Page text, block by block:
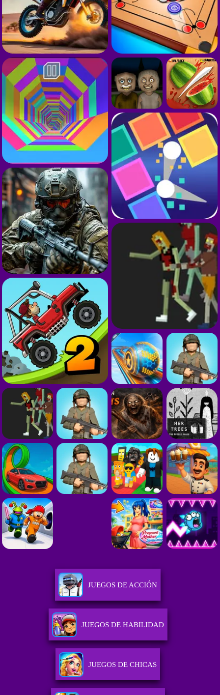
JUEGOS DE ACCIÓN
JUEGOS DE HABILIDAD
JUEGOS DE CHICAS